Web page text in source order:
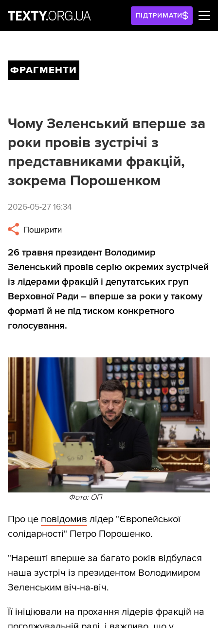
ПІДТРИМАТИ
ФРАГМЕНТИ
Чому Зеленський вперше за
роки провів зустрічі з
представниками фракцій,
зокрема Порошенком
2026-05-27 16:34
Поширити
26 травня президент Володимир
Зеленський провів серію окремих зустрічей
із лідерами фракцій і депутатських груп
Верховної Ради – вперше за роки у такому
форматі й не під тиском конкретного
голосування.
Фото: ОП
Про це повідомив лідер "Європейської
солідарності" Петро Порошенко.
"Нарешті вперше за багато років відбулася
наша зустріч із президентом Володимиром
Зеленським віч-на-віч.
Її ініціювали на прохання лідерів фракцій на